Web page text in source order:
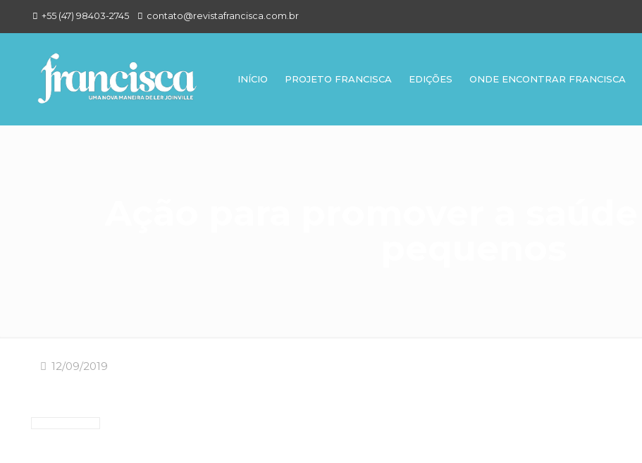
+55 (47) 98403-2745 contato@revistafrancisca.com.br
INÍCIO PROJETO FRANCISCA EDIÇÕES ONDE ENCONTRAR FRANCISCA
12/09/2019